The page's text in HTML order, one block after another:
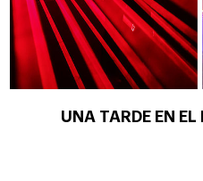
UNA TARDE EN